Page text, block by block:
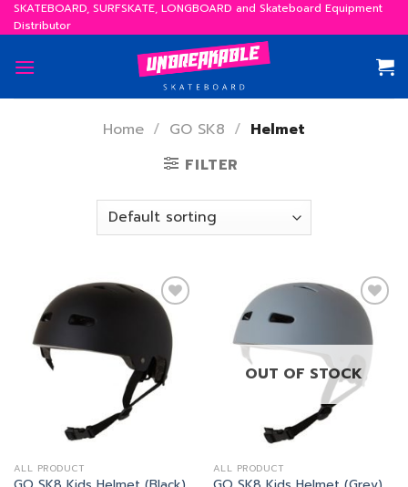
Skip
to
content
SKATEBOARD, SURFSKATE, LONGBOARD and Skateboard Equipment
Distributor
Home / GO SK8 / Helmet
FILTER
เพิ่ม
สิ่งที่
อยาก
ALL PRODUCT
เพิ่ม
อยาก
OUT OF STOCK
ALL PRODUCT